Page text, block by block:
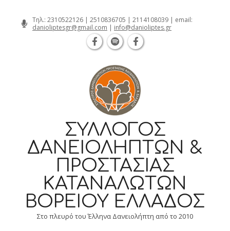
Τηλ.: 2310522126 | 2510836705 | 2114108039 | email:
danioliptesgr@gmail.com | info@danioliptes.gr
ΣΎΛΛΟΓΟΣ
ΔΑΝΕΙΟΛΗΠΤΏΝ &
ΠΡΟΣΤΑΣΊΑΣ
ΚΑΤΑΝΑΛΩΤΏΝ
ΒΟΡΕΊΟΥ ΕΛΛΆΔΟΣ
Στο πλευρό του Έλληνα Δανειολήπτη από το 2010